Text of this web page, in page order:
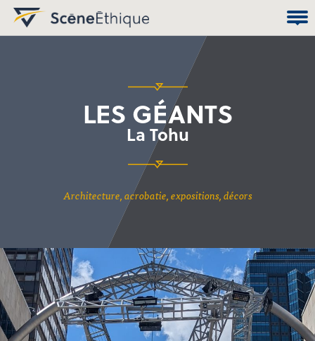
LES GÉANTS
La Tohu
architecture, acrobatie, expositions, décors